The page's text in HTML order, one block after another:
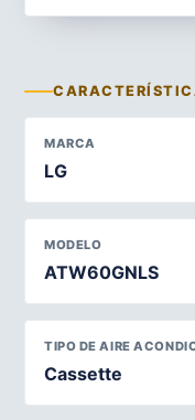
MARCA
LG
MODELO
ATW60GNLS
TIPO DE AIRE
Cassette